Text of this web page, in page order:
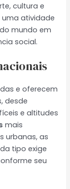
cultura e
atividade
mundo em
social.
e oferecem
desde
e altitudes
mais
urbanas, as
tipo exige
seu